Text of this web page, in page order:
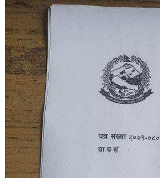
कर्णाली प्रदेश
जीवनशैली
सूचना प्रविधि
मनोरञ्जन
खेलकुद